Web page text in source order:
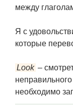
между
Я с
которые
Look –
необходимо